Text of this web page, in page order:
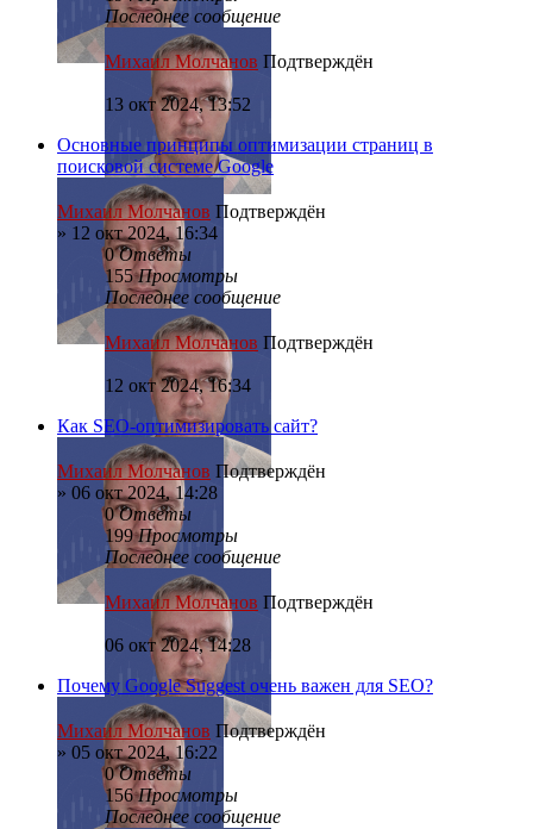
Последнее сообщение
Михаил Молчанов Подтверждён
13 окт 2024, 13:52
Основные принципы оптимизации страниц в
поисковой системе Google
Михаил Молчанов Подтверждён
» 12 окт 2024, 16:34
0Ответы
155Просмотры
Последнее сообщение
Михаил Молчанов Подтверждён
12 окт 2024, 16:34
Как SEO-оптимизировать сайт?
Михаил Молчанов Подтверждён
» 06 окт 2024, 14:28
0Ответы
199Просмотры
Последнее сообщение
Михаил Молчанов Подтверждён
06 окт 2024, 14:28
Почему Google Suggest очень важен для SEO?
Михаил Молчанов Подтверждён
» 05 окт 2024, 16:22
0Ответы
156Просмотры
Последнее сообщение